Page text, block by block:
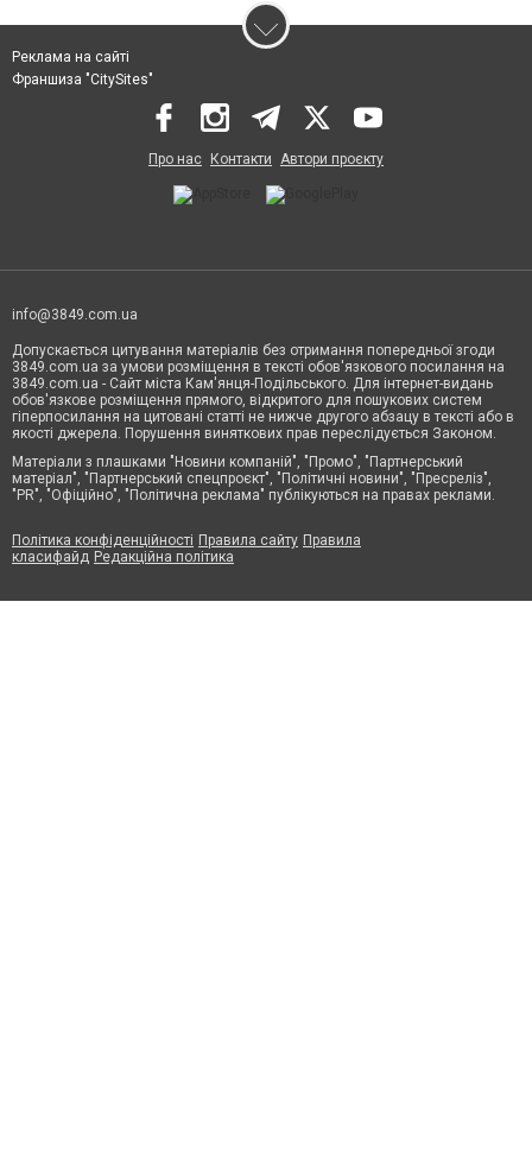
Реклама на сайті
Франшиза "CitySites"
Про нас Контакти Автори проєкту
info@3849.com.ua
Допускається цитування матеріалів без отримання попередньої згоди
3849.com.ua за умови розміщення в тексті обов'язкового посилання на
3849.com.ua - Сайт міста Кам'янця-Подільського. Для інтернет-видань
обов'язкове розміщення прямого, відкритого для пошукових систем
гіперпосилання на цитовані статті не нижче другого абзацу в тексті або в
якості джерела. Порушення виняткових прав переслідується Законом.
Матеріали з плашками "Новини компаній", "Промо", "Партнерський
матеріал", "Партнерський спецпроєкт", "Політичні новини", "Пресреліз",
"PR", "Офіційно", "Політична реклама" публікуються на правах реклами.
Політика конфіденційності Правила сайту Правила
класифайд Редакційна політика